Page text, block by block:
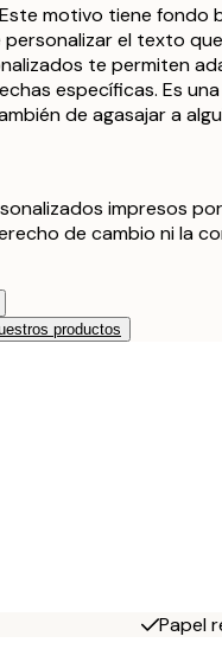
motivo tiene fondo
personalizar el texto
te permiten
específicas. Es
de agasajar a
impresos
de cambio ni la
productos
Papel